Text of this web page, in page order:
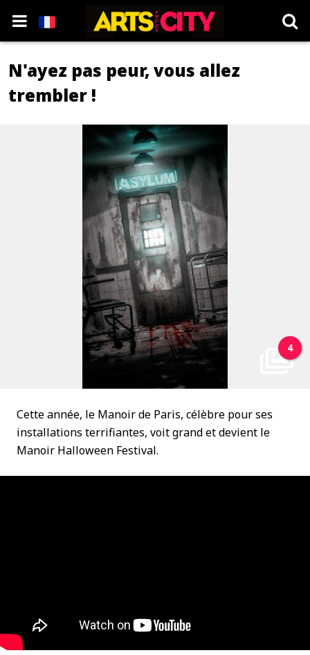
N'ayez pas peur, vous allez
trembler !
4
Cette année, le Manoir de Paris, célèbre pour ses
installations terrifiantes, voit grand et devient le
Manoir Halloween Festival.